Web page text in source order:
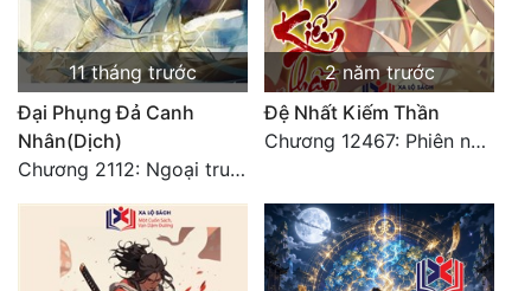
Quân Sự
Sảng Văn
Sắc
Sủng
Tiên Hiệp
11 tháng trước
Đại Phụng Đả Canh
Nhân(Dịch)
Chương 2112: Ngoại truyện 3 - Tiệc mừng công
2 năm trước
Đệ Nhất Kiếm Thần
Chương 12467: Phiên ngoại 20: Sinh nhật vui vẻ - Hoàn